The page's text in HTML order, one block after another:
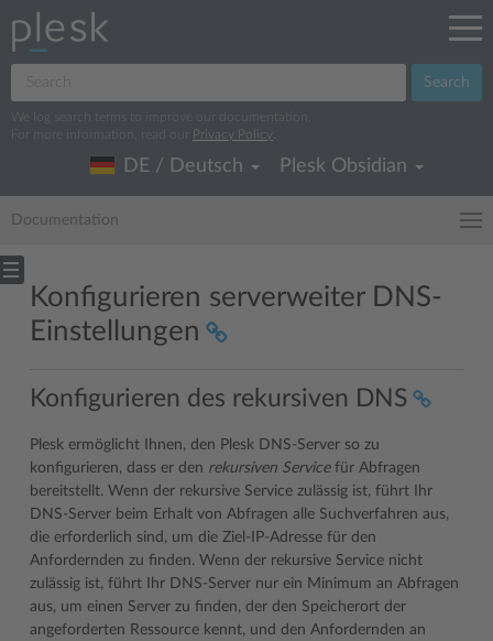
Search
We log search terms to improve our documentation.
For more information, read our
Privacy Policy
DE / Deutsch Plesk Obsidian
Documentation
Konfigurieren serverweiter DNS-
Einstellungen
Konfigurieren des rekursiven DNS
Plesk ermöglicht Ihnen, den Plesk DNS-Server so zu
konfigurieren, dass er den rekursiven Servicefür Abfragen
bereitstellt. Wenn der rekursive Service zulässig ist, führt Ihr
DNS-Server beim Erhalt von Abfragen alle Suchverfahren aus,
die erforderlich sind, um die Ziel-IP-Adresse für den
Anfordernden zu finden. Wenn der rekursive Service nicht
zulässig ist, führt Ihr DNS-Server nur ein Minimum an Abfragen
aus, um einen Server zu finden, der den Speicherort der
angeforderten Ressource kennt, und den Anfordernden an